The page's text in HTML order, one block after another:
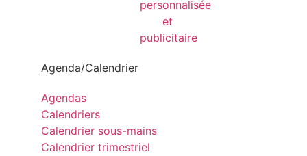
Agenda/Calendrier
Agendas
Calendriers
Calendrier sous-mains
Calendrier trimestriel